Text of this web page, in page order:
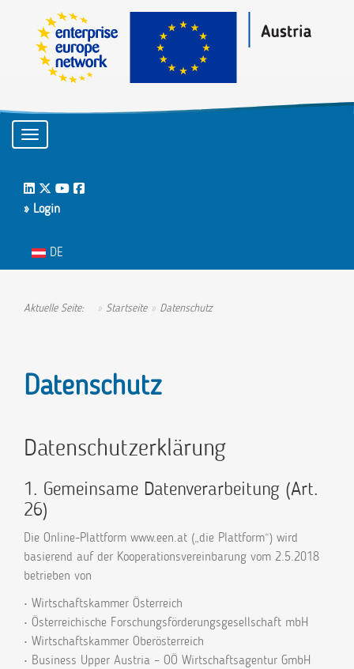
Toggle navigation
LinkedIn
Twitter
Youtube
Facebook
» Login
Sprache auswählen
DE
Aktuelle Seite: Startseite Datenschutz
Datenschutz
Datenschutzerklärung
1. Gemeinsame Datenverarbeitung (Art.
26)
Die Online-Plattform www.een.at („die Plattform“) wird
basierend auf der Kooperationsvereinbarung vom 2.5.2018
betrieben von
• Wirtschaftskammer Österreich
• Österreichische Forschungsförderungsgesellschaft mbH
• Wirtschaftskammer Oberösterreich
• Business Upper Austria – OÖ Wirtschaftsagentur GmbH